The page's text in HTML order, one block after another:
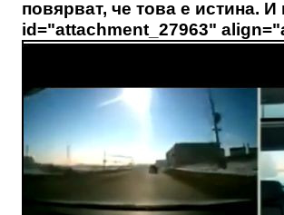
повярват, че това е истина.
id="attachment_27963"